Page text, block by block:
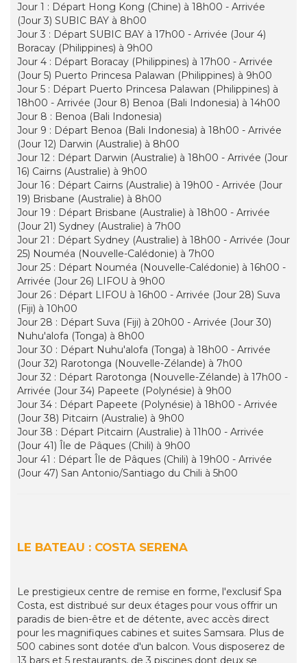
Jour 1 : Départ Hong Kong (Chine) à 18h00 - Arrivée
(Jour 3) SUBIC BAY à 8h00
Jour 3 : Départ SUBIC BAY à 17h00 - Arrivée (Jour 4)
Boracay (Philippines) à 9h00
Jour 4 : Départ Boracay (Philippines) à 17h00 - Arrivée
(Jour 5) Puerto Princesa Palawan (Philippines) à 9h00
Jour 5 : Départ Puerto Princesa Palawan (Philippines) à
18h00 - Arrivée (Jour 8) Benoa (Bali Indonesia) à 14h00
Jour 8 : Benoa (Bali Indonesia)
Jour 9 : Départ Benoa (Bali Indonesia) à 18h00 - Arrivée
(Jour 12) Darwin (Australie) à 8h00
Jour 12 : Départ Darwin (Australie) à 18h00 - Arrivée (Jour
16) Cairns (Australie) à 9h00
Jour 16 : Départ Cairns (Australie) à 19h00 - Arrivée (Jour
19) Brisbane (Australie) à 8h00
Jour 19 : Départ Brisbane (Australie) à 18h00 - Arrivée
(Jour 21) Sydney (Australie) à 7h00
Jour 21 : Départ Sydney (Australie) à 18h00 - Arrivée (Jour
25) Nouméa (Nouvelle-Calédonie) à 7h00
Jour 25 : Départ Nouméa (Nouvelle-Calédonie) à 16h00 -
Arrivée (Jour 26) LIFOU à 9h00
Jour 26 : Départ LIFOU à 16h00 - Arrivée (Jour 28) Suva
(Fiji) à 10h00
Jour 28 : Départ Suva (Fiji) à 20h00 - Arrivée (Jour 30)
Nuhu'alofa (Tonga) à 8h00
Jour 30 : Départ Nuhu'alofa (Tonga) à 18h00 - Arrivée
(Jour 32) Rarotonga (Nouvelle-Zélande) à 7h00
Jour 32 : Départ Rarotonga (Nouvelle-Zélande) à 17h00 -
Arrivée (Jour 34) Papeete (Polynésie) à 9h00
Jour 34 : Départ Papeete (Polynésie) à 18h00 - Arrivée
(Jour 38) Pitcairn (Australie) à 9h00
Jour 38 : Départ Pitcairn (Australie) à 11h00 - Arrivée
(Jour 41) Île de Pâques (Chili) à 9h00
Jour 41 : Départ Île de Pâques (Chili) à 19h00 - Arrivée
(Jour 47) San Antonio/Santiago du Chili à 5h00
LE BATEAU : COSTA SERENA
Le prestigieux centre de remise en forme, l'exclusif Spa
Costa, est distribué sur deux étages pour vous offrir un
paradis de bien-être et de détente, avec accès direct
pour les magnifiques cabines et suites Samsara. Plus de
500 cabines sont dotée d'un balcon. Vous disposerez de
13 bars et 5 restaurants, de 3 piscines dont deux se